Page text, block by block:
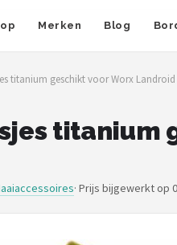
Merken Blog
titanium geschikt voor Worx Landroid
titanium
· Prijs bijgewerkt op